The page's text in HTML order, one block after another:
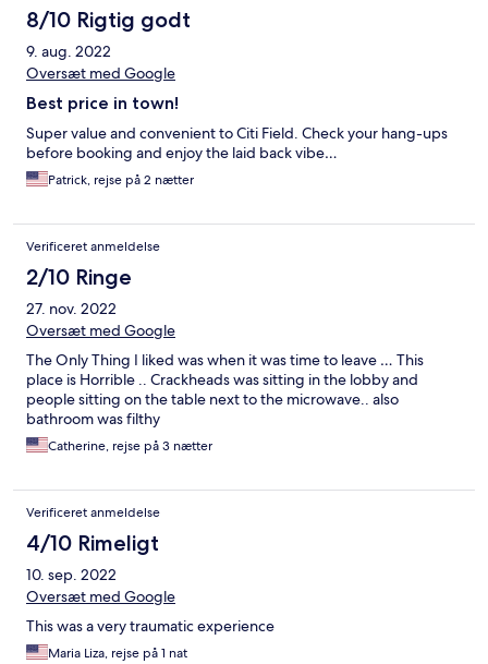
8/10 Rigtig godt
9. aug. 2022
Oversæt med Google
Best price in town!
Super value and convenient to Citi Field. Check your hang-ups
before booking and enjoy the laid back vibe…
Patrick, rejse på 2 nætter
Verificeret anmeldelse
2/10 Ringe
27. nov. 2022
Oversæt med Google
The Only Thing I liked was when it was time to leave … This
place is Horrible .. Crackheads was sitting in the lobby and
people sitting on the table next to the microwave.. also
bathroom was filthy
Catherine, rejse på 3 nætter
Verificeret anmeldelse
4/10 Rimeligt
10. sep. 2022
Oversæt med Google
This was a very traumatic experience
Maria Liza, rejse på 1 nat